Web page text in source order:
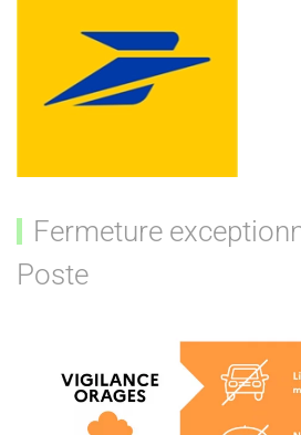
Fermeture
Poste